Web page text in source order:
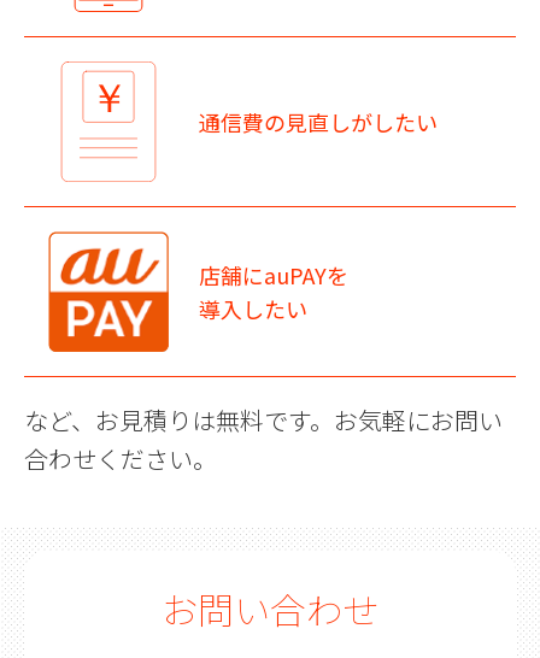
通信費の見直しがしたい
店舗にauPAYを
導入したい
など、お見積りは無料です。お気軽にお問い
合わせください。
お問い合わせ